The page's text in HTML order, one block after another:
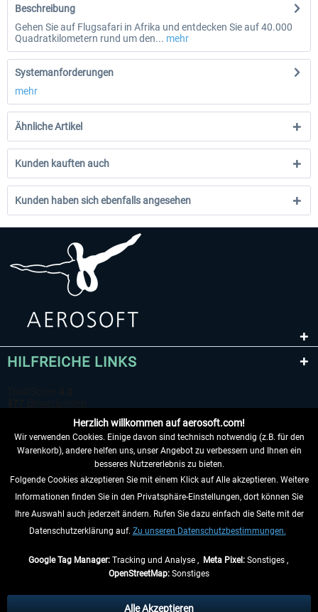
Beschreibung
Gehen Sie auf Flugsafari in Afrika und entdecken Sie auf 40.000
Quadratkilometern rund um den... mehr
Systemanforderungen
mehr
Ähnliche Artikel
Kunden kauften auch
Kunden haben sich ebenfalls angesehen
HILFREICHE LINKS
VERTRAG WIDERRUFEN
INFORMATIONEN
anders beschrieben.
Herzlich willkommen auf aerosoft.com!
Wir verwenden Cookies. Einige davon sind technisch notwendig (z.B. für den
Warenkorb), andere helfen uns, unser Angebot zu verbessern und Ihnen ein
besseres Nutzererlebnis zu bieten.
Folgende Cookies akzeptieren Sie mit einem Klick auf Alle akzeptieren. Weitere
Informationen finden Sie in den Privatsphäre-Einstellungen, dort können Sie
Ihre Auswahl auch jederzeit ändern. Rufen Sie dazu einfach die Seite mit der
Datenschutzerklärung auf. Zu unseren Datenschutzbestimmungen.
Google Tag Manager:Tracking und Analyse , Meta Pixel:Sonstiges ,
OpenStreetMap: Sonstiges
Alle Akzeptieren